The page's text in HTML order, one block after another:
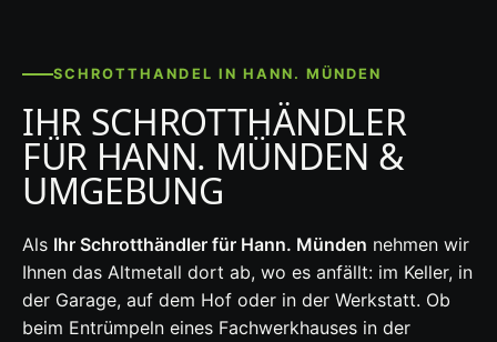
SCHROTTHANDEL IN HANN. MÜNDEN
IHR SCHROTTHÄNDLER
FÜR HANN. MÜNDEN &
UMGEBUNG
Als Ihr Schrotthändler für Hann. Münden nehmen wir
Ihnen das Altmetall dort ab, wo es anfällt: im Keller, in
der Garage, auf dem Hof oder in der Werkstatt. Ob
beim Entrümpeln eines Fachwerkhauses in der